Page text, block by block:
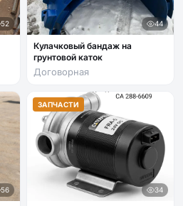
52 44
Кулачковый бандаж на
грунтовой каток
Договорная
56
ЗАПЧАСТИ
34